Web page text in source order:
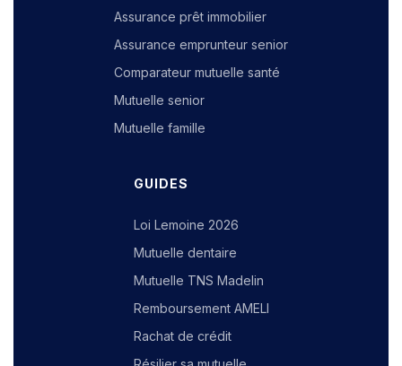
Assurance prêt immobilier
Assurance emprunteur senior
Comparateur mutuelle santé
Mutuelle senior
Mutuelle famille
GUIDES
Loi Lemoine 2026
Mutuelle dentaire
Mutuelle TNS Madelin
Remboursement AMELI
Rachat de crédit